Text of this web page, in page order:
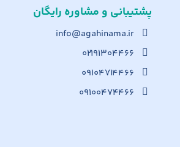
پشتیبانی و مشاوره رایگان
info@agahinama.ir
۰۲۱۹۱۳۰۴۴۶۶
۰۹۱۰۴۷۱۴۴۶۶
۰۹۱۰۰۴۷۴۴۶۶